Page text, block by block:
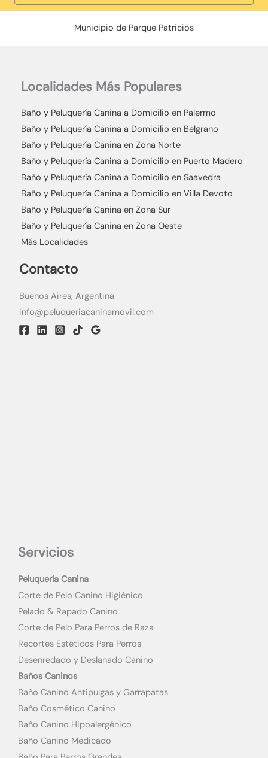
Municipio de Parque Patricios
Localidades Más Populares
Baño y Peluquería Canina a Domicilio en Palermo
Baño y Peluquería Canina a Domicilio en Belgrano
Baño y Peluquería Canina en Zona Norte
Baño y Peluquería Canina a Domicilio en Puerto Madero
Baño y Peluquería Canina a Domicilio en Saavedra
Baño y Peluquería Canina a Domicilio en Villa Devoto
Baño y Peluquería Canina en Zona Sur
Baño y Peluquería Canina en Zona Oeste
Más Localidades
Contacto
Buenos Aires, Argentina
info@peluqueriacaninamovil.com
Servicios
Peluquería Canina
Corte de Pelo Canino Higiénico
Pelado & Rapado Canino
Corte de Pelo Para Perros de Raza
Recortes Estéticos Para Perros
Desenredado y Deslanado Canino
Baños Caninos
Baño Canino Antipulgas y Garrapatas
Baño Cosmético Canino
Baño Canino Hipoalergénico
Baño Canino Medicado